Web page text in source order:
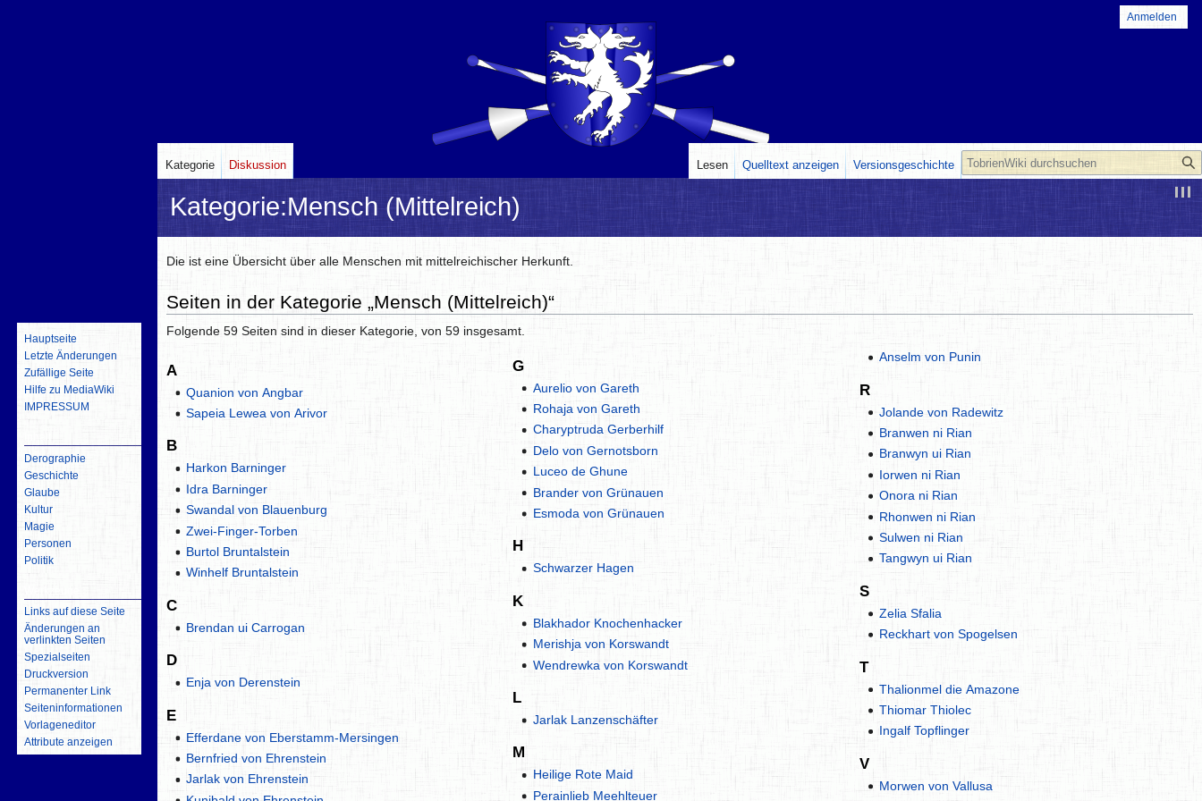
Kategorie:Mensch (Mittelreich)
Zur
springen
Zur
springen
Die ist eine Übersicht über alle Menschen mit mittelreichischer Herkunft.
Seiten in der Kategorie „Mensch (Mittelreich)“
Folgende 59 Seiten sind in dieser Kategorie, von 59 insgesamt.
A
Quanion von Angbar
Sapeia Lewea von Arivor
B
Harkon Barninger
Idra Barninger
Swandal von Blauenburg
Zwei-Finger-Torben
Burtol Bruntalstein
Winhelf Bruntalstein
C
Brendan ui Carrogan
D
Enja von Derenstein
E
Efferdane von Eberstamm-Mersingen
Bernfried von Ehrenstein
Jarlak von Ehrenstein
G
Aurelio von Gareth
Rohaja von Gareth
Charyptruda Gerberhilf
Delo von Gernotsborn
Luceo de Ghune
Brander von Grünauen
Esmoda von Grünauen
H
Schwarzer Hagen
K
Blakhador Knochenhacker
Merishja von Korswandt
Wendrewka von Korswandt
L
Jarlak Lanzenschäfter
M
Heilige Rote Maid
Perainlieb Meehlteuer
Anselm von Punin
R
Jolande von Radewitz
Branwen ni Rian
Branwyn ui Rian
Iorwen ni Rian
Onora ni Rian
Rhonwen ni Rian
Sulwen ni Rian
Tangwyn ui Rian
S
Zelia Sfalia
Reckhart von Spogelsen
T
Thalionmel die Amazone
Thiomar Thiolec
Ingalf Topflinger
V
Morwen von Vallusa
Anmelden
Kategorie Diskussion Lesen Quelltext anzeigen Versionsgeschichte Suche
Hauptseite
Letzte Änderungen
Zufällige Seite
Hilfe zu MediaWiki
IMPRESSUM
Derographie
Geschichte
Glaube
Kultur
Magie
Personen
Politik
Links auf diese Seite
Änderungen an
verlinkten Seiten
Spezialseiten
Druckversion
Permanenter Link
Seiten­­informationen
Vorlageneditor
Attribute anzeigen